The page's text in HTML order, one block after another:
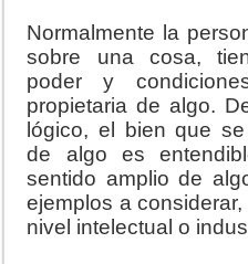
Normalmente la
sobre una cosa,
poder y
propietaria de algo.
lógico, el bien que
de algo es
sentido amplio de
ejemplos a
nivel intelectual o